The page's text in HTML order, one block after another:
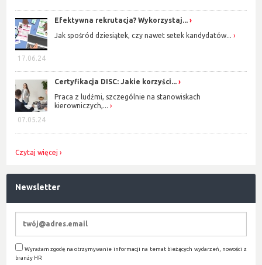
17.06.24
Efektywna rekrutacja? Wykorzystaj...
Jak spośród dziesiątek, czy nawet setek kandydatów...
07.05.24
Certyfikacja DISC: Jakie korzyści...
Praca z ludźmi, szczególnie na stanowiskach
kierowniczych,...
Czytaj więcej
Newsletter
Wyrażam zgodę na otrzymywanie informacji na temat bieżących wydarzeń, nowości z
branży HR